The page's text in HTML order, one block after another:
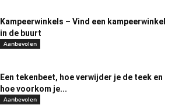
Kampeerwinkels – Vind een kampeerwinkel
in de buurt
Aanbevolen
Een tekenbeet, hoe verwijder je de teek en
hoe voorkom je...
Aanbevolen